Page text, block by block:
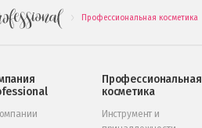
Профессиональная косметика
Профессиональная
косметика
Инструмент и